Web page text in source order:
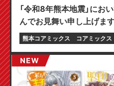
「令和8年熊本地震」にお
んでお見舞い申し上げます
熊本コアミックス コアミックス